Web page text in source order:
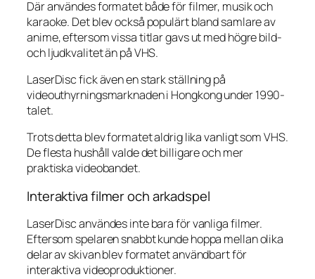
Där användes formatet både för filmer, musik och
karaoke. Det blev också populärt bland samlare av
anime, eftersom vissa titlar gavs ut med högre bild-
och ljudkvalitet än på VHS.
LaserDisc fick även en stark ställning på
videouthyrningsmarknaden i Hongkong under 1990-
talet.
Trots detta blev formatet aldrig lika vanligt som VHS.
De flesta hushåll valde det billigare och mer
praktiska videobandet.
Interaktiva filmer och arkadspel
LaserDisc användes inte bara för vanliga filmer.
Eftersom spelaren snabbt kunde hoppa mellan olika
delar av skivan blev formatet användbart för
interaktiva videoproduktioner.